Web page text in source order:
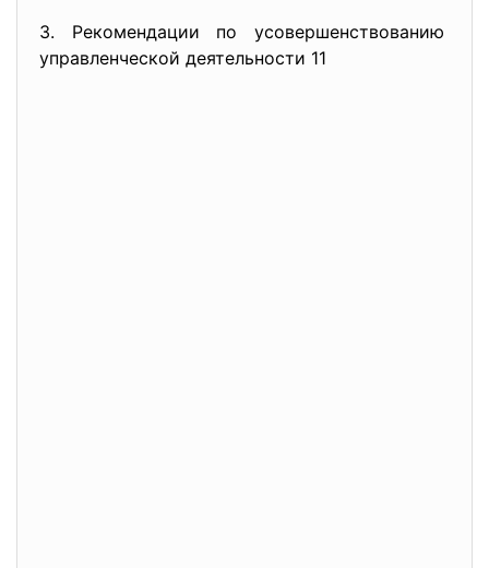
3. Рекомендации по усовершенствованию
управленческой деятельности 11